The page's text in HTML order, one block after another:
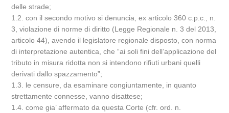
delle strade;
1.2. con il secondo motivo si denuncia, ex articolo 360 c.p.c., n.
3, violazione di norme di diritto (Legge Regionale n. 3 del 2013,
articolo 44), avendo il legislatore regionale disposto, con norma
di interpretazione autentica, che “ai soli fini dell’applicazione del
tributo in misura ridotta non si intendono rifiuti urbani quelli
derivati dallo spazzamento”;
1.3. le censure, da esaminare congiuntamente, in quanto
strettamente connesse, vanno disattese;
1.4. come gia’ affermato da questa Corte (cfr. ord. n.